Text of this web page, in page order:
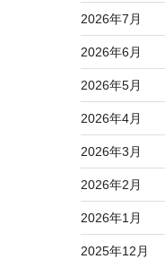
2026年7月
2026年6月
2026年5月
2026年4月
2026年3月
2026年2月
2026年1月
2025年12月